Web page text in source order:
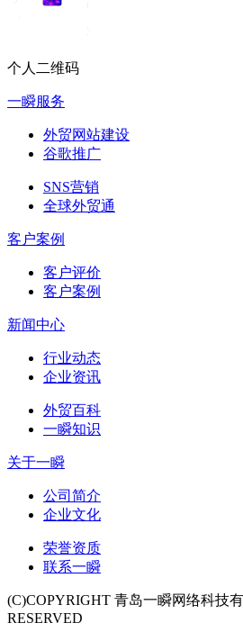
个人二维码
一瞬服务
外贸网站建设
谷歌推广
SNS营销
全球外贸通
客户案例
客户评价
客户案例
新闻中心
行业动态
企业资讯
外贸百科
一瞬知识
关于一瞬
公司简介
企业文化
荣誉资质
联系一瞬
(C)COPYRIGHT 青岛一瞬网络科技
RESERVED